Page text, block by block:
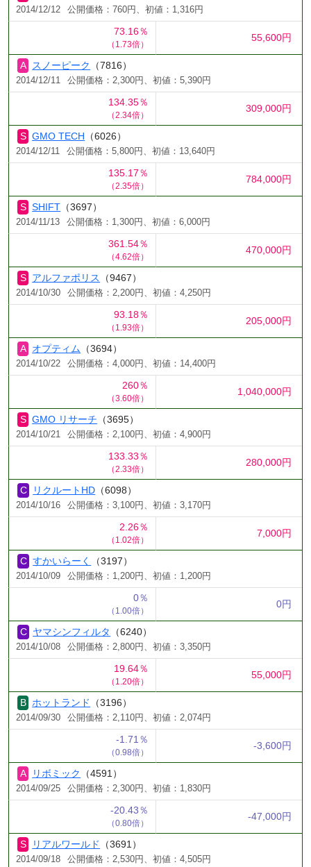
2014/12/12 公開価格：760円、初値：1,316円
73.16％
（1.73倍）
55,600円
スノーピーク （7816）
2014/12/11 公開価格：2,300円、初値：5,390円
134.35％
（2.34倍）
309,000円
GMO TECH （6026）
2014/12/11 公開価格：5,800円、初値：13,640円
135.17％
（2.35倍）
784,000円
SHIFT （3697）
2014/11/13 公開価格：1,300円、初値：6,000円
361.54％
（4.62倍）
470,000円
アルファポリス （9467）
2014/10/30 公開価格：2,200円、初値：4,250円
93.18％
（1.93倍）
205,000円
オプティム （3694）
2014/10/22 公開価格：4,000円、初値：14,400円
260％
（3.60倍）
1,040,000円
GMO リサーチ （3695）
2014/10/21 公開価格：2,100円、初値：4,900円
133.33％
（2.33倍）
280,000円
リクルートHD （6098）
2014/10/16 公開価格：3,100円、初値：3,170円
2.26％
（1.02倍）
7,000円
すかいらーく （3197）
2014/10/09 公開価格：1,200円、初値：1,200円
0％
（1.00倍）
0円
ヤマシンフィルタ （6240）
2014/10/08 公開価格：2,800円、初値：3,350円
19.64％
（1.20倍）
55,000円
ホットランド （3196）
2014/09/30 公開価格：2,110円、初値：2,074円
-1.71％
（0.98倍）
-3,600円
リボミック （4591）
2014/09/25 公開価格：2,300円、初値：1,830円
-20.43％
（0.80倍）
-47,000円
リアルワールド （3691）
2014/09/18 公開価格：2,530円、初値：4,505円